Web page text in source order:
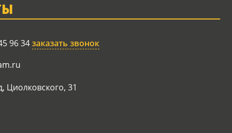
96 34заказать звонок
Циолковского, 31